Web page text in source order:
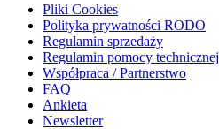
Pliki Cookies
Polityka prywatności RODO
Regulamin sprzedaży
Regulamin pomocy technicznej
Współpraca / Partnerstwo
FAQ
Ankieta
Newsletter